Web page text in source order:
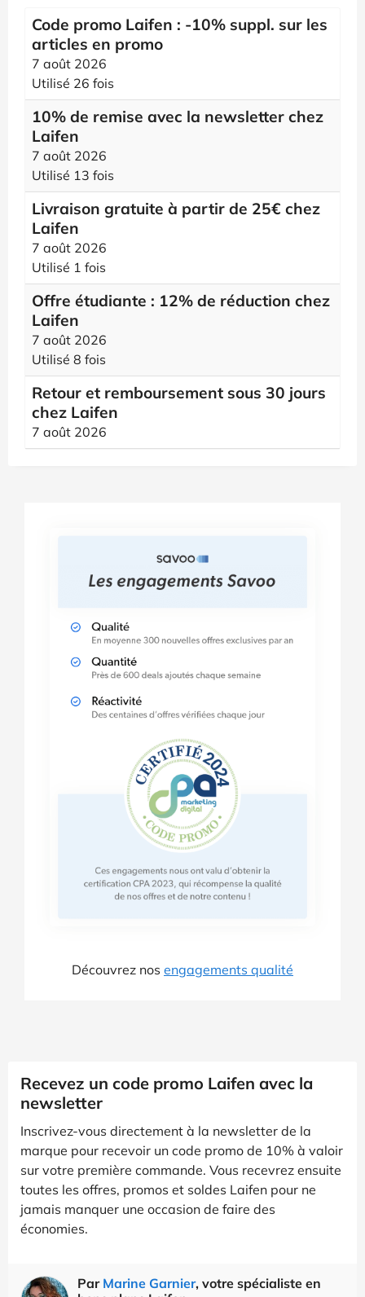
Code promo Laifen : -10% suppl. sur les
articles en promo
7 août 2026
Utilisé 26 fois
10% de remise avec la newsletter chez
Laifen
7 août 2026
Utilisé 13 fois
Livraison gratuite à partir de 25€ chez
Laifen
7 août 2026
Utilisé 1 fois
Offre étudiante : 12% de réduction chez
Laifen
7 août 2026
Utilisé 8 fois
Retour et remboursement sous 30 jours
chez Laifen
7 août 2026
Découvrez nos engagements qualité
Recevez un code promo Laifen avec la
newsletter
Inscrivez-vous directement à la newsletter de la
marque pour recevoir un code promo de 10% à valoir
sur votre première commande. Vous recevrez ensuite
toutes les offres, promos et soldes Laifen pour ne
jamais manquer une occasion de faire des
économies.
Par Marine Garnier, votre spécialiste en